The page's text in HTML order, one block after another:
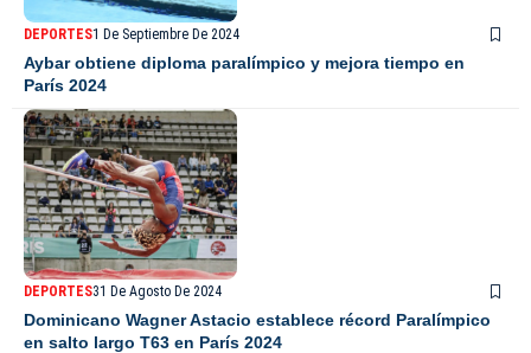
DEPORTES1 De Septiembre De 2024
Aybar obtiene diploma paralímpico y mejora tiempo en
París 2024
DEPORTES31 De Agosto De 2024
Dominicano Wagner Astacio establece récord Paralímpico
en salto largo T63 en París 2024